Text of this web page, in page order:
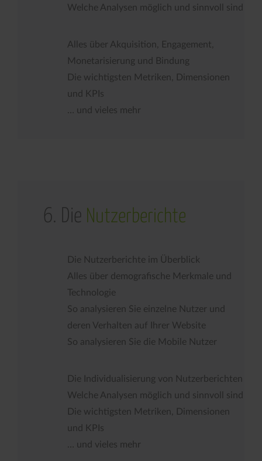
Welche Analysen möglich und sinnvoll sind
Alles über Akquisition, Engagement,
Monetarisierung und Bindung
Die wichtigsten Metriken, Dimensionen
und KPIs
… und vieles mehr
6. Die Nutzerberichte
Die Nutzerberichte im Überblick
Alles über demografische Merkmale und
Technologie
So analysieren Sie einzelne Nutzer und
deren Verhalten auf Ihrer Website
So analysieren Sie die Mobile Nutzer
Die Individualisierung von Nutzerberichten
Welche Analysen möglich und sinnvoll sind
Die wichtigsten Metriken, Dimensionen
und KPIs
… und vieles mehr